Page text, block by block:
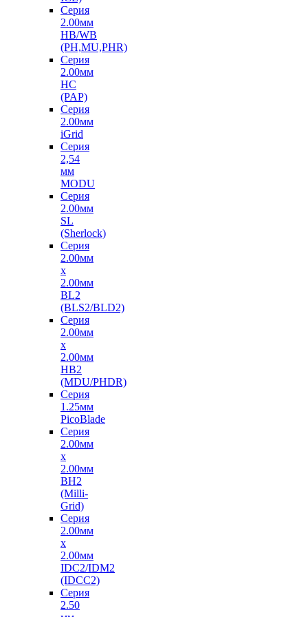
Серия
2.00мм
HB/WB
(PH,MU,PHR)
Серия
2.00мм
HC
(PAP)
Серия
2.00мм
iGrid
Серия
2,54
мм
MODU
Серия
2.00мм
SL
(Sherlock)
Серия
2.00мм
x
2.00мм
BL2
(BLS2/BLD2)
Серия
2.00мм
x
2.00мм
HB2
(MDU/PHDR)
Серия
1.25мм
PicoBlade
Серия
2.00мм
х
2.00мм
BH2
(Milli-
Grid)
Серия
2.00мм
х
2.00мм
IDC2/IDM2
(IDCC2)
Серия
2.50